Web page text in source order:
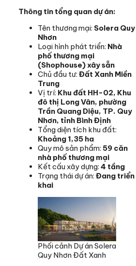
Thông tin tổng quan dự án:
Tên thương mại: Solera Quy
Nhơn
Loại hình phát triển: Nhà
phố thương mại
(Shophouse) xây sẵn
Chủ đầu tư: Đất Xanh Miền
Trung
Vị trí: Khu đất HH-02, Khu
đô thị Long Vân, phường
Trần Quang Diệu, TP. Quy
Nhơn, tỉnh Bình Định
Tổng diện tích khu đất:
Khoảng 1,35 ha
Quy mô sản phẩm: 59 căn
nhà phố thương mại
Kết cấu xây dựng: 4 tầng
Trạng thái dự án: Đang triển
khai
Phối cảnh Dự án Solera
Quy Nhơn Đất Xanh